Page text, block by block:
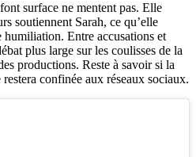
surface ne mentent pas. Elle
soutiennent Sarah, ce qu’elle
Entre accusations et
plus large sur les coulisses de la
productions. Reste à savoir si la
confinée aux réseaux sociaux.